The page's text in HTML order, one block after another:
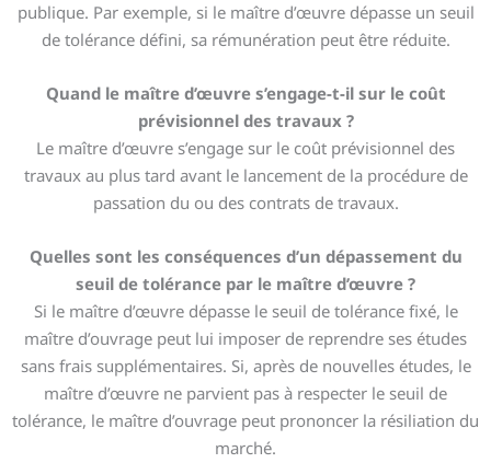
publique. Par exemple, si le maître d’œuvre dépasse un seuil
de tolérance défini, sa rémunération peut être réduite.
Quand le maître d’œuvre s’engage-t-il sur le coût
prévisionnel des travaux ?
Le maître d’œuvre s’engage sur le coût prévisionnel des
travaux au plus tard avant le lancement de la procédure de
passation du ou des contrats de travaux.
Quelles sont les conséquences d’un dépassement du
seuil de tolérance par le maître d’œuvre ?
Si le maître d’œuvre dépasse le seuil de tolérance fixé, le
maître d’ouvrage peut lui imposer de reprendre ses études
sans frais supplémentaires. Si, après de nouvelles études, le
maître d’œuvre ne parvient pas à respecter le seuil de
tolérance, le maître d’ouvrage peut prononcer la résiliation du
marché.